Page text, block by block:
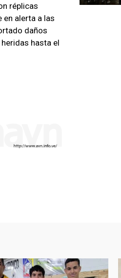
réplicas
en alerta a las
daños
hasta el